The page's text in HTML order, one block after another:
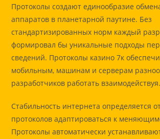
Протоколы создают единообразие
аппаратов в планетарной паутине. Без
стандартизированных норм каждый
формировал бы уникальные подходы
сведений. Протоколы казино 7к
мобильным, машинам и серверам
разработчиков работать взаимодействуя.
Стабильность интернета определяется
протоколов адаптироваться к
Протоколы автоматически